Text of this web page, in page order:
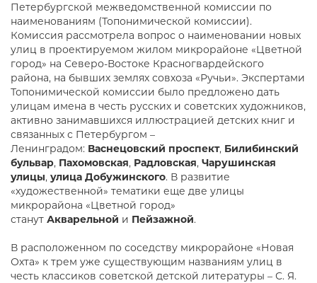
Петербургской межведомственной комиссии по
наименованиям (Топонимической комиссии).
Комиссия рассмотрела вопрос о наименовании новых
улиц в проектируемом жилом микрорайоне «Цветной
город» на Северо-Востоке Красногвардейского
района, на бывших землях совхоза «Ручьи». Экспертами
Топонимической комиссии было предложено дать
улицам имена в честь русских и советских художников,
активно занимавшихся иллюстрацией детских книг и
связанных с Петербургом –
Ленинградом: Васнецовский проспект, Билибинский
бульвар, Пахомовская, Радловская, Чарушинская
улицы, улица Добужинского. В развитие
«художественной» тематики еще две улицы
микрорайона «Цветной город»
станут Акварельной и Пейзажной.
В расположенном по соседству микрорайоне «Новая
Охта» к трем уже существующим названиям улиц в
честь классиков советской детской литературы – С. Я.